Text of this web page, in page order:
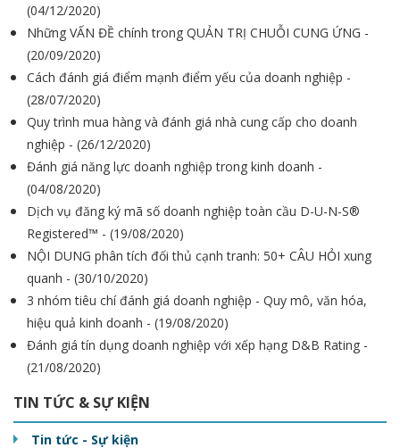
(04/12/2020)
Những VẤN ĐỀ chính trong QUẢN TRỊ CHUỖI CUNG ỨNG -
(20/09/2020)
Cách đánh giá điểm mạnh điểm yếu của doanh nghiệp -
(28/07/2020)
Quy trình mua hàng và đánh giá nhà cung cấp cho doanh
nghiệp - (26/12/2020)
Đánh giá năng lực doanh nghiệp trong kinh doanh -
(04/08/2020)
Dịch vụ đăng ký mã số doanh nghiệp toàn cầu D-U-N-S®
Registered™ - (19/08/2020)
NỘI DUNG phân tích đối thủ cạnh tranh: 50+ CÂU HỎI xung
quanh - (30/10/2020)
3 nhóm tiêu chí đánh giá doanh nghiệp - Quy mô, văn hóa,
hiệu quả kinh doanh - (19/08/2020)
Đánh giá tín dụng doanh nghiệp với xếp hạng D&B Rating -
(21/08/2020)
TIN TỨC & SỰ KIỆN
Tin tức - Sự kiện